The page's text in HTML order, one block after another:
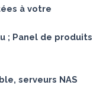
à votre
; Panel de produits
serveurs NAS